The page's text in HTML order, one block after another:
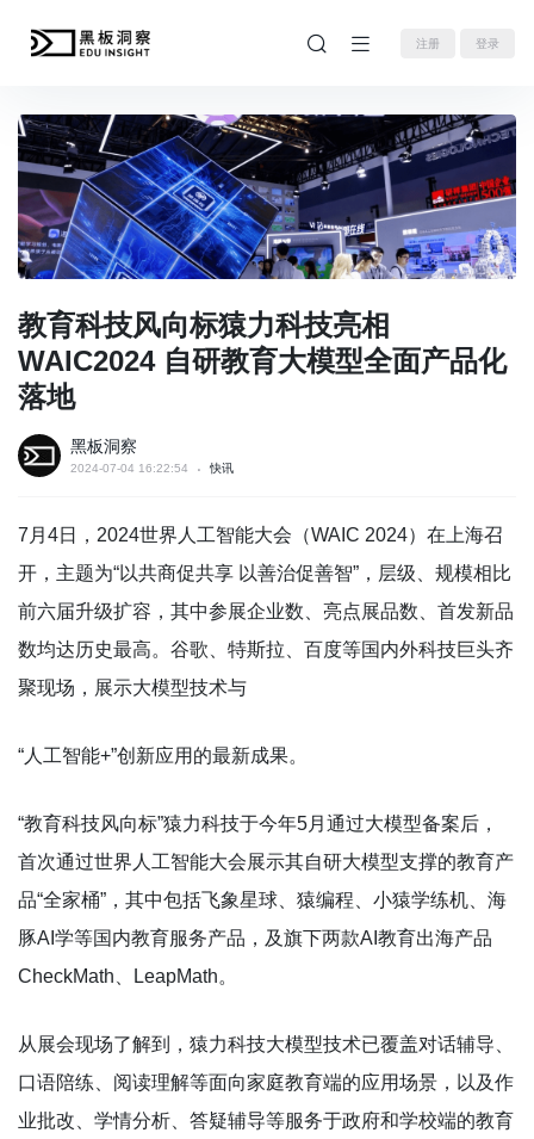
注册 登录
教育科技风向标猿力科技亮相
WAIC2024 自研教育大模型全面产品化
落地
黑板洞察
2024-07-04 16:22:54 快讯
7月4日，2024世界人工智能大会（WAIC 2024）在上海召
开，主题为“以共商促共享 以善治促善智”，层级、规模相比
前六届升级扩容，其中参展企业数、亮点展品数、首发新品
数均达历史最高。谷歌、特斯拉、百度等国内外科技巨头齐
聚现场，展示大模型技术与
“人工智能+”创新应用的最新成果。
“教育科技风向标”猿力科技于今年5月通过大模型备案后，
首次通过世界人工智能大会展示其自研大模型支撑的教育产
品“全家桶”，其中包括飞象星球、猿编程、小猿学练机、海
豚AI学等国内教育服务产品，及旗下两款AI教育出海产品
CheckMath、LeapMath。
从展会现场了解到，猿力科技大模型技术已覆盖对话辅导、
口语陪练、阅读理解等面向家庭教育端的应用场景，以及作
业批改、学情分析、答疑辅导等服务于政府和学校端的教育